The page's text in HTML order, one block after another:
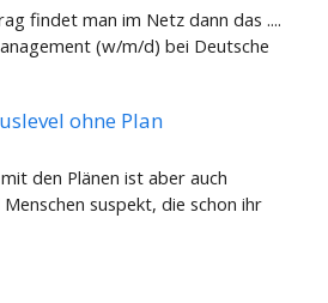
findet man im Netz dann das ....
(w/m/d) bei Deutsche
ohne Plan
den Plänen ist aber auch
suspekt, die schon ihr